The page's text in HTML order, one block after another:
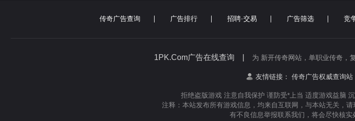
传奇广告查询 广告排行 招聘·交易 广告筛选 竞
1PK.Com广告在线查询 | 为 新开传奇网站，单职业传奇，
友情链接： 传奇广告权威查询站
拒绝盗版游戏 注意自我保护 谨防受*上当 适度游戏益脑
注释：本站发布所有游戏信息，均来自互联网，与本站无关，
有不良信息举报联系我们，将会尽快核